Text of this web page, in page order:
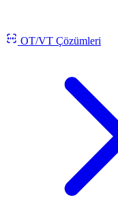
OT/VT Çözümleri